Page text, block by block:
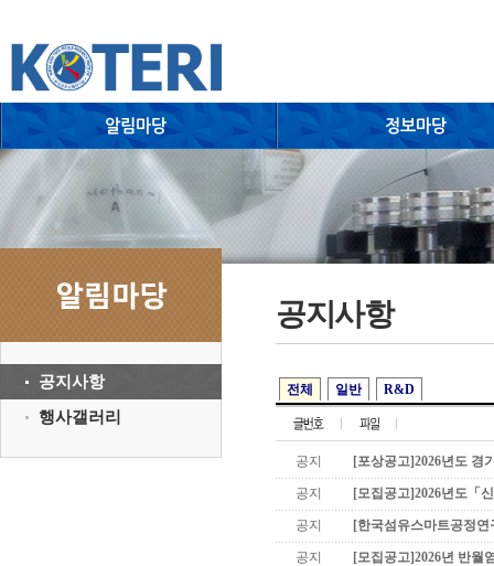
공지사항
행사갤러리
공지사항
전체 일반 R&D
공지 [포상공고]2026년도 경
공지 [모집공고]2026년도「
공지 [한국섬유스마트공정
공지 [모집공고]2026년 반월